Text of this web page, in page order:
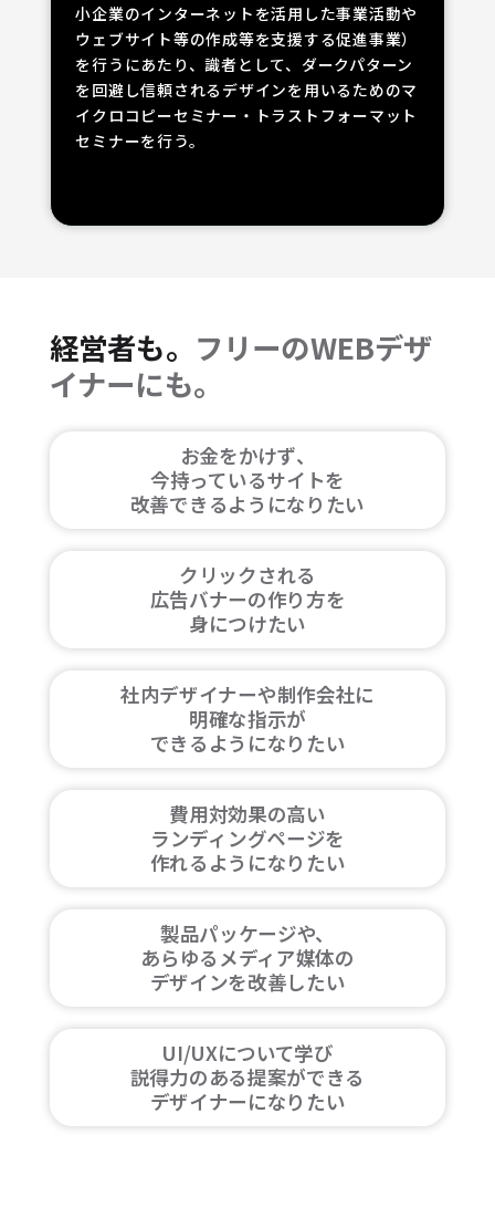
小企業のインターネットを活用した事業活動や
ウェブサイト等の作成等を支援する促進事業）
を行うにあたり、識者として、ダークパターン
を回避し信頼されるデザインを用いるためのマ
イクロコピーセミナー・トラストフォーマット
セミナーを行う。
経営者も。 フリーのWEBデザ
イナーにも。
お金をかけず、
今持っているサイトを
改善できるようになりたい
クリックされる
広告バナーの作り方を
身につけたい
社内デザイナーや制作会社に
明確な指示が
できるようになりたい
費用対効果の高い
ランディングページを
作れるようになりたい
製品パッケージや、
あらゆるメディア媒体の
デザインを改善したい
UI/UXについて学び
説得力のある提案ができる
デザイナーになりたい